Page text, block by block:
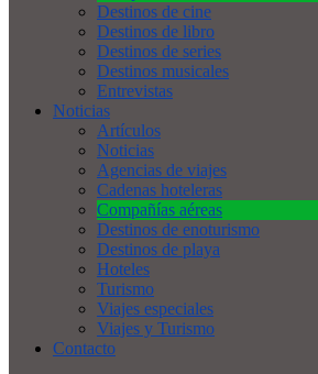
Destinos de cine
Destinos de libro
Destinos de series
Destinos musicales
Entrevistas
Noticias
Artículos
Noticias
Agencias de viajes
Cadenas hoteleras
Compañías aéreas
Destinos de enoturismo
Destinos de playa
Hoteles
Turismo
Viajes especiales
Viajes y Turismo
Contacto